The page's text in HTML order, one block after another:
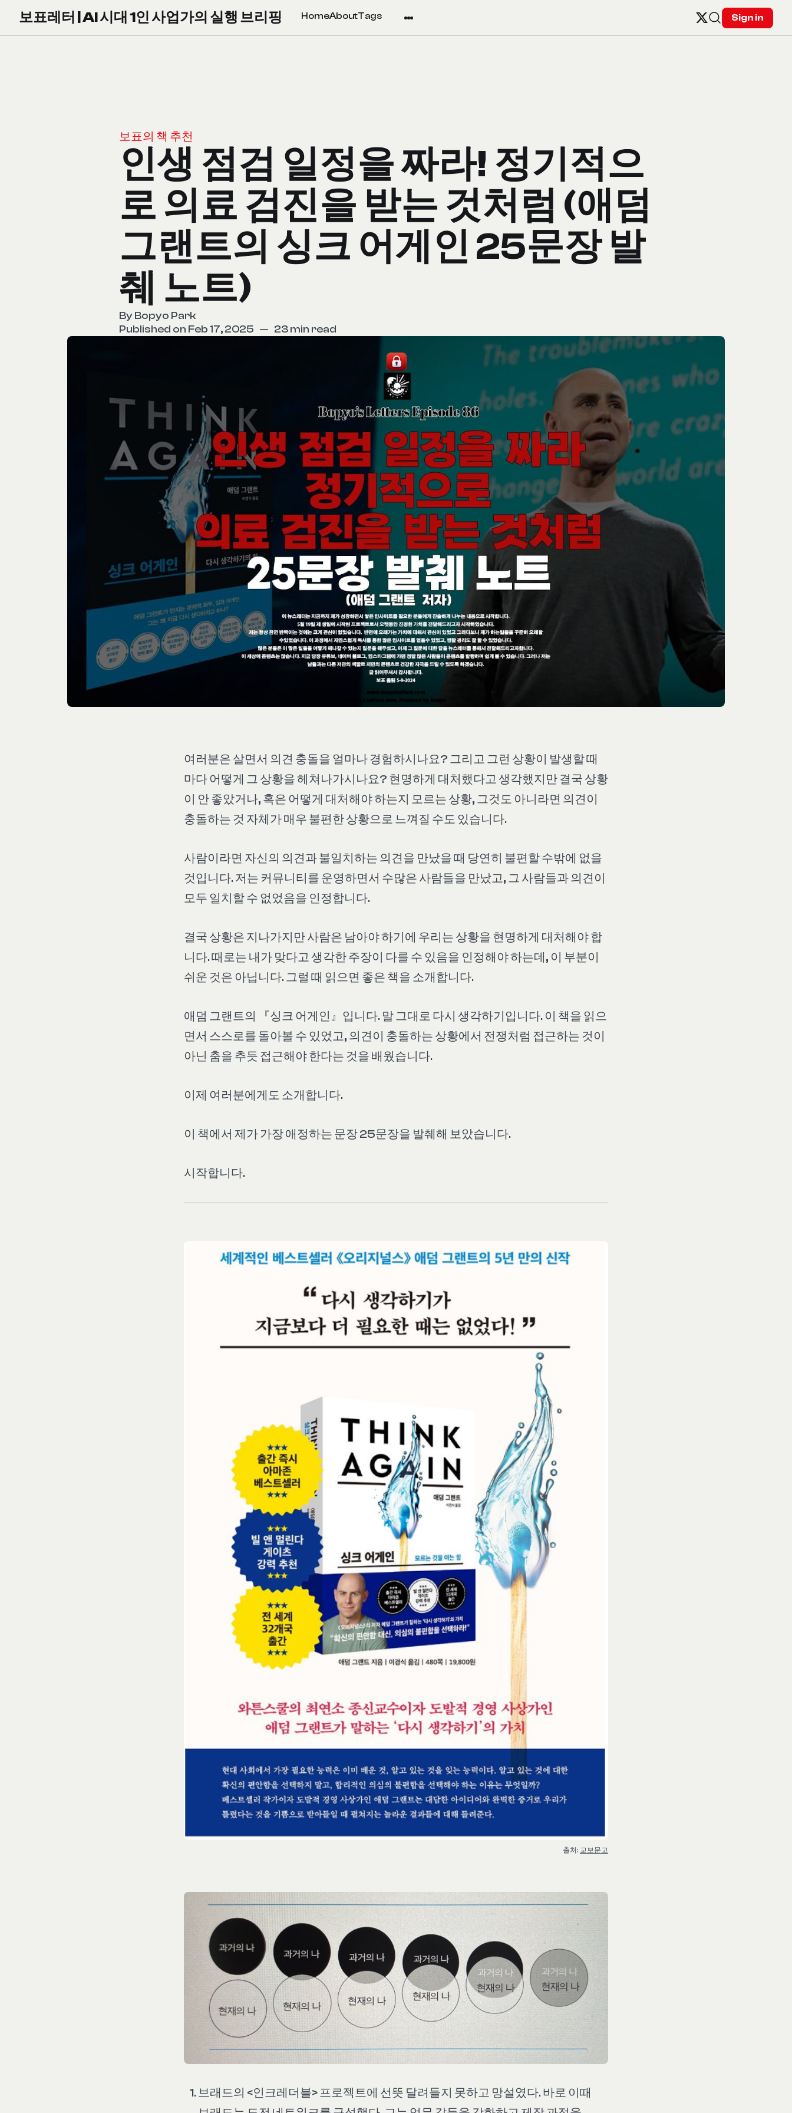
보표레터 | AI 시대 1인 사업가의 실행 브리핑 HomeAboutTags Sign in
보표의 책 추천
인생 점검 일정을 짜라! 정기적으
로 의료 검진을 받는 것처럼 (애덤
그랜트의 싱크 어게인 25문장 발
췌 노트)
ByBopyo Park
Published on Feb 17, 2025 — 23 min read
여러분은 살면서 의견 충돌을 얼마나 경험하시나요? 그리고 그런 상황이 발생할 때
마다 어떻게 그 상황을 헤쳐나가시나요? 현명하게 대처했다고 생각했지만 결국 상황
이 안 좋았거나, 혹은 어떻게 대처해야 하는지 모르는 상황, 그것도 아니라면 의견이
충돌하는 것 자체가 매우 불편한 상황으로 느껴질 수도 있습니다.
사람이라면 자신의 의견과 불일치하는 의견을 만났을 때 당연히 불편할 수밖에 없을
것입니다. 저는 커뮤니티를 운영하면서 수많은 사람들을 만났고, 그 사람들과 의견이
모두 일치할 수 없었음을 인정합니다.
결국 상황은 지나가지만 사람은 남아야 하기에 우리는 상황을 현명하게 대처해야 합
니다. 때로는 내가 맞다고 생각한 주장이 다를 수 있음을 인정해야 하는데, 이 부분이
쉬운 것은 아닙니다. 그럴 때 읽으면 좋은 책을 소개합니다.
애덤 그랜트의 『싱크 어게인』입니다. 말 그대로 다시 생각하기입니다. 이 책을 읽으
면서 스스로를 돌아볼 수 있었고, 의견이 충돌하는 상황에서 전쟁처럼 접근하는 것이
아닌 춤을 추듯 접근해야 한다는 것을 배웠습니다.
이제 여러분에게도 소개합니다.
이 책에서 제가 가장 애정하는 문장 25문장을 발췌해 보았습니다.
시작합니다.
출처: 교보문고
브래드의 <인크레더블> 프로젝트에 선뜻 달려들지 못하고 망설였다. 바로 이때